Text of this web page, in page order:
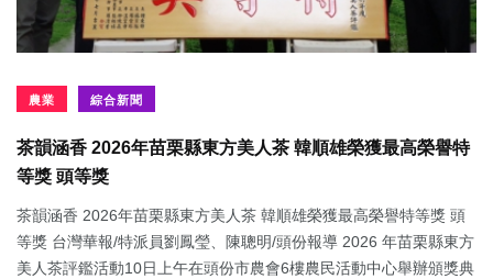
農業 綜合新聞
茶韻涵香 2026年苗栗縣東方美人茶 韓順雄榮獲最高榮譽特
等獎 頭等獎
茶韻涵香 2026年苗栗縣東方美人茶 韓順雄榮獲最高榮譽特等獎 頭
等獎 台灣華報/特派員劉鳳瑩、陳聰明/頭份報導 2026 年苗栗縣東方
美人茶評鑑活動10日上午在頭份市農會6樓農民活動中心舉辦頒獎典